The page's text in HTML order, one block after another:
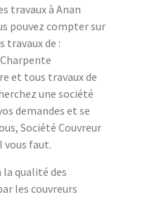
travaux à Anan
pouvez compter sur
travaux de :
et tous travaux de
une société
demandes et se
Société Couvreur
vous faut.
la qualité des
les couvreurs